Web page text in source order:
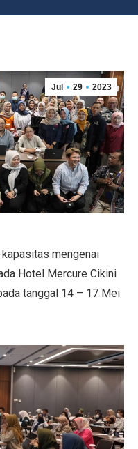
Jul 29 2023
mengenai
Hotel Mercure Cikini
tanggal 14 – 17 Mei